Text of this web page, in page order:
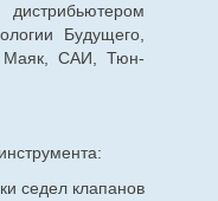
Будущего,
Маяк, САИ, Тюн-
седел клапанов